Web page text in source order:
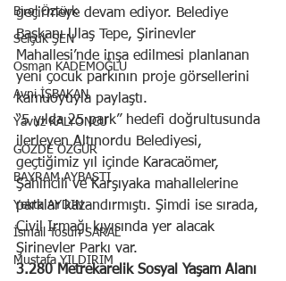
Birol Öztürk
Selçuk ŞEN
Osman KADEMOĞLU
Avni İŞBAKAN
Yavuz KALYONCU
GÖZDE ÖZGÜR
BAYRAM AYBASTI
Yekta AYDIN
İsmail Tosun SARAL
Mustafa YILDIRIM
geçirmeye devam ediyor. Belediye
Başkanı Ulaş Tepe, Şirinevler
Mahallesi’nde inşa edilmesi planlanan
yeni çocuk parkının proje görsellerini
kamuoyuyla paylaştı.
“5 yılda 25 park” hedefi doğrultusunda
ilerleyen Altınordu Belediyesi,
geçtiğimiz yıl içinde Karacaömer,
Şahincili ve Karşıyaka mahallelerine
parklar kazandırmıştı. Şimdi ise sırada,
Civil Irmağı kıyısında yer alacak
Şirinevler Parkı var.
3.280 Metrekarelik Sosyal Yaşam Alanı